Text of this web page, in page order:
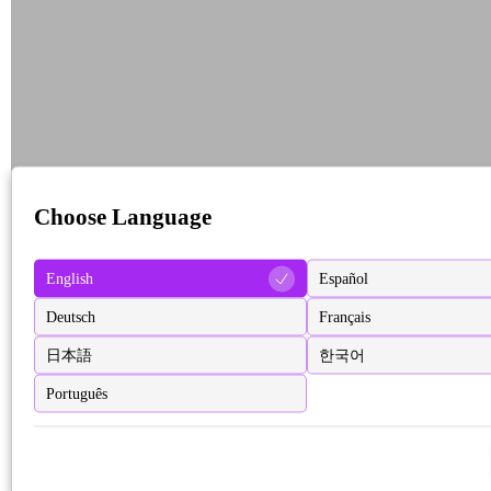
Choose Language
English Español
Deutsch Français
日本語 한국어
Português